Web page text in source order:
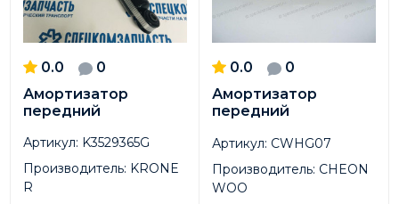
0.0
0
Амортизатор
передний
Артикул: K3529365G
Производитель: KRONE
R
0.0
0
Амортизатор
передний
Артикул: CWHG07
Производитель: CHEON
WOO